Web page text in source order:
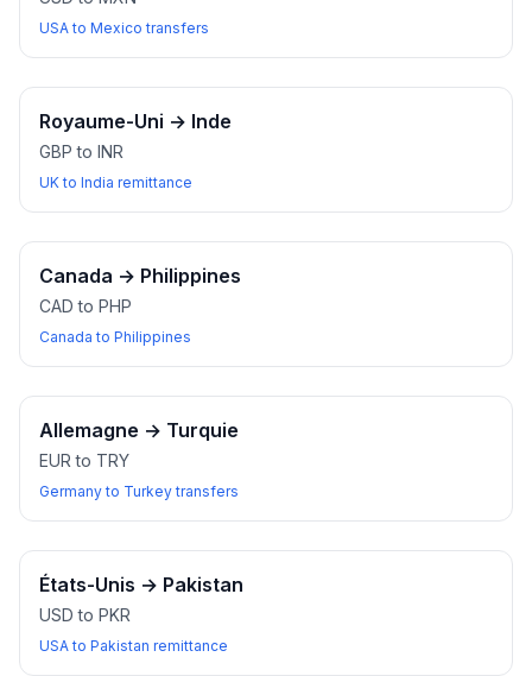
USA to Mexico transfers
Royaume-Uni → Inde
GBP to INR
UK to India remittance
Canada → Philippines
CAD to PHP
Canada to Philippines
Allemagne → Turquie
EUR to TRY
Germany to Turkey transfers
États-Unis → Pakistan
USD to PKR
USA to Pakistan remittance